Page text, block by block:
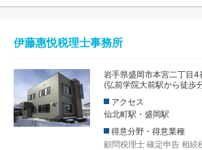
伊藤惠悦税理士事務所
岩手県盛岡市本宮二丁目4
(弘前学院大前駅から徒歩
アクセス
仙北町駅・盛岡駅
得意分野・得意業種
顧問税理士 確定申告 相続